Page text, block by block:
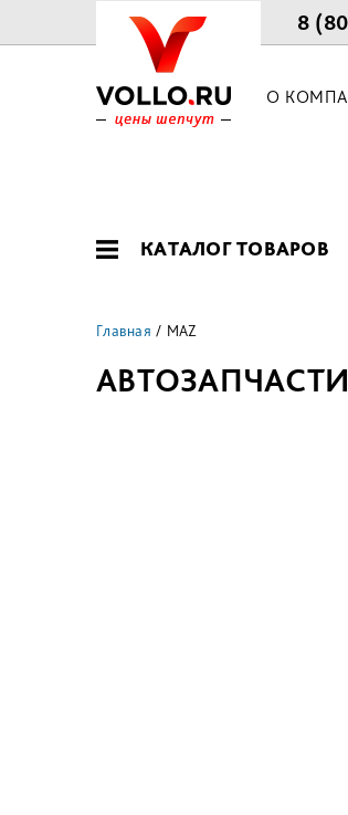
8
О
КАТАЛОГ ТОВАРОВ
Главная MAZ